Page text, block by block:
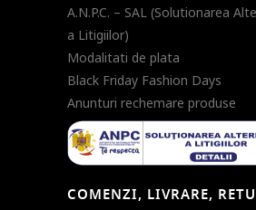
A.N.P.C. – SAL (Solutionarea
a Litigiilor)
Modalitati de plata
Black Friday Fashion Days
Anunturi rechemare produse
COMENZI, LIVRARE,